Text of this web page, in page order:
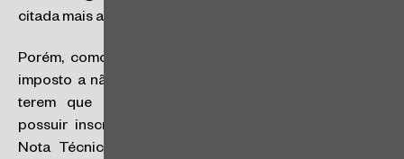
citada mais acima.
Porém, como desenrolar o nó causado pelo impasse
imposto a não contribuintes do ICMS / ISS obrigados
terem que emitir documentos fiscais, mesmo sem
possuir inscrições municipais? A solução dada pela
Nota Técnica Nº 007 foi heterodoxa, mas, ao que